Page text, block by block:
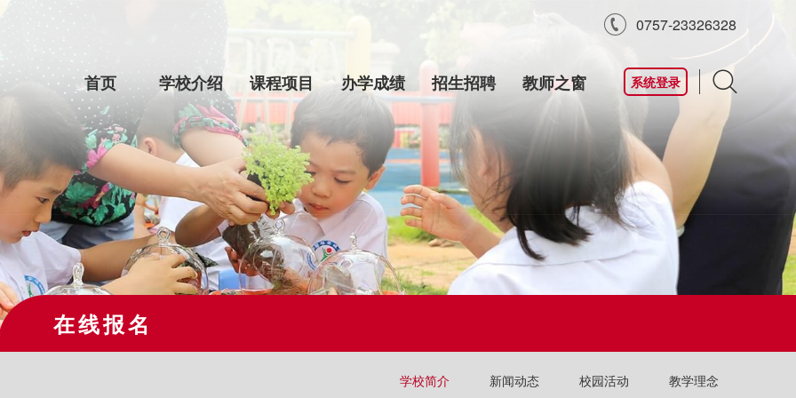
 0757-23326328
首页 学校介绍 课程项目 办学成绩 招生招聘 教师之窗 系统登录 
在线报名
学校简介 新闻动态 校园活动 教学理念